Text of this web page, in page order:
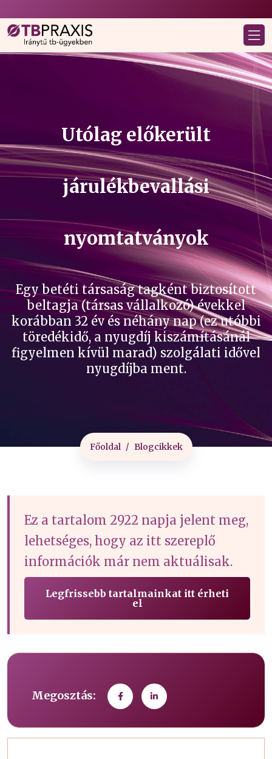
Utólag előkerült
járulékbevallási
nyomtatványok
Egy betéti társaság tagként biztosított
beltagja (társas vállalkozó) évekkel
korábban 32 év és néhány nap (ez utóbbi
töredékidő, a nyugdíj kiszámításánál
figyelmen kívül marad) szolgálati idővel
nyugdíjba ment.
Főoldal Blogcikkek
Ez a tartalom 2922 napja jelent meg,
lehetséges, hogy az itt szereplő
információk már nem aktuálisak.
Legfrissebb tartalmainkat itt érheti
el
Megosztás: